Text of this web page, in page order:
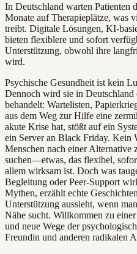
In Deutschland warten
Monate auf Therapieplätze, was
treibt. Digitale Lösungen, KI-
bieten flexiblere und sofort
Unterstützung, obwohl ihre
wird.
Psychische Gesundheit ist kein
Dennoch wird sie in
behandelt: Wartelisten,
aus dem Weg zur Hilfe eine
akute Krise hat, stößt auf ein
ein Server an Black Friday. Kein
Menschen nach einer Alternative
suchen—etwas, das flexibel,
allem wirksam ist. Doch was
Begleitung oder Peer-Support
Mythen, erzählt echte
Unterstützung aussieht, wenn
Nähe sucht. Willkommen zu
und neue Wege der
Freundin und anderen radikalen